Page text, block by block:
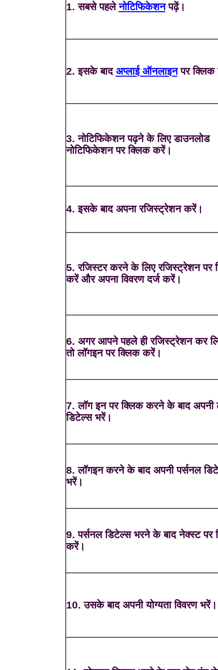
1. सबसे पहलेनोटिफिकेशनपढ़ें।
2. इसके बाद अप्लाई ऑनलाइनपर क्लिक
3. नोटिफिकेशन पढ़ने के लिए डाउनलोड
नोटिफिकेशन पर क्लिक करें।
4. इसके बाद अपना रजिस्ट्रेशन करें।
5. रजिस्टर करने के लिए रजिस्ट्रेशन पर
करें और अपना विवरण दर्ज करें।
6. अगर आपने पहले ही रजिस्ट्रेशन कर
तो लॉगइन पर क्लिक करें।
7. लॉग इन पर क्लिक करने के बाद अपनी
डिटेल्स भरें।
8. लॉगइन करने के बाद अपनी पर्सनल
भरें।
9. पर्सनल डिटेल्स भरने के बाद नेक्स्ट पर
करें।
10. उसके बाद अपनी योग्यता विवरण भरें।